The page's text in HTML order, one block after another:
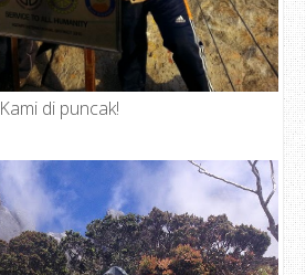
Kami di puncak!